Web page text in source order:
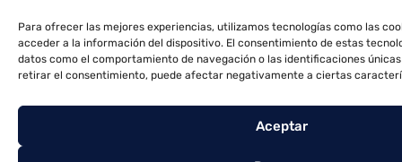
Para ofrecer las mejores experiencias, utilizamos tecnologías como las
acceder a la información del dispositivo. El consentimiento de estas
datos como el comportamiento de navegación o las identificaciones
retirar el consentimiento, puede afectar negativamente a ciertas
Aceptar